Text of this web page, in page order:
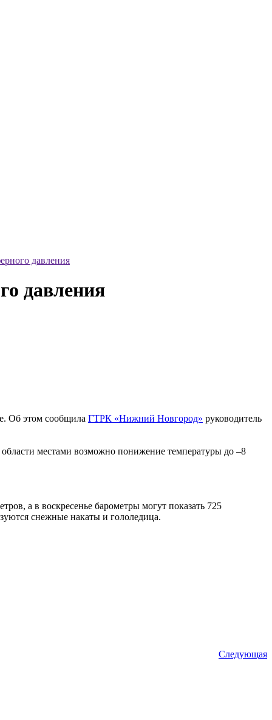
давления
давления
Об этом сообщила ГТРК «Нижний Новгород» руководитель
местами возможно понижение температуры до –8
а в воскресенье барометры могут показать 725
снежные накаты и гололедица.
Следующая